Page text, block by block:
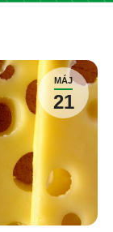
MÁJ
21